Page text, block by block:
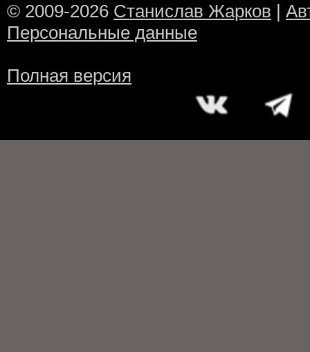
© 2009-2026 Станислав Жарков |
Персональные данные
Полная версия